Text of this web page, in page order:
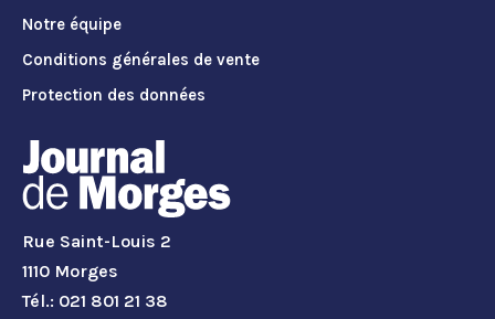
Notre équipe
Conditions générales de vente
Protection des données
Rue Saint-Louis 2
1110 Morges
Tél.: 021 801 21 38